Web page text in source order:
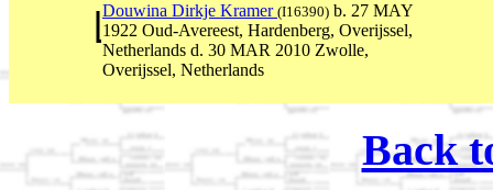
Douwina Dirkje Kramer (I16390) b. 27 MAY
1922 Oud-Avereest, Hardenberg, Overijssel,
Netherlands d. 30 MAR 2010 Zwolle,
Overijssel, Netherlands
Back